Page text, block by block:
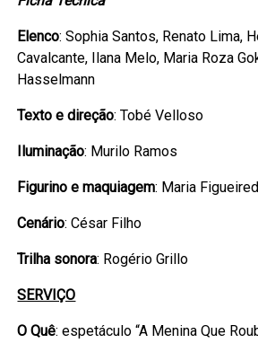
Elenco: Sophia Santos, Renato Lima,
Cavalcante, Ilana Melo, Maria Roza
Hasselmann
Texto e direção: Tobé Velloso
Iluminação: Murilo Ramos
Figurino e maquiagem: Maria
Cenário: César Filho
Trilha sonora: Rogério Grillo
SERVIÇO
O Quê: espetáculo “A Menina Que